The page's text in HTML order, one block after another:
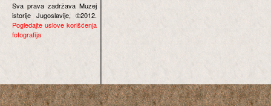
Sva prava zadržava Muzej
istorije Jugoslavije, ©2012.
Pogledajte uslove korišćenja
fotografija